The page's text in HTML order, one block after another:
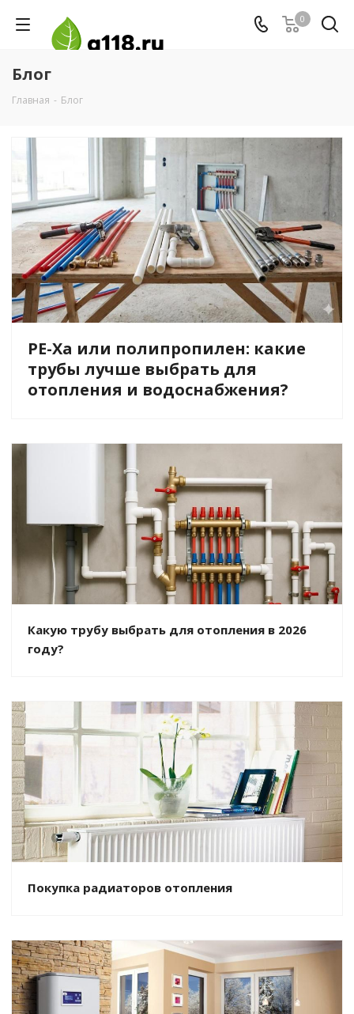
0
Блог
Главная - Блог
PE-Xa или полипропилен: какие
трубы лучше выбрать для
отопления и водоснабжения?
Какую трубу выбрать для отопления в 2026
году?
Покупка радиаторов отопления